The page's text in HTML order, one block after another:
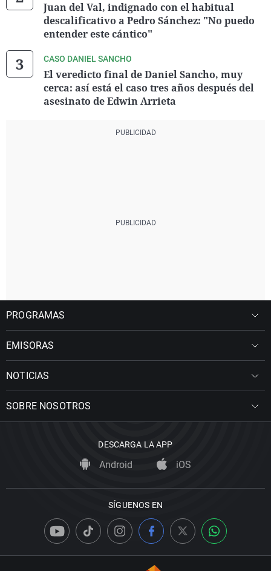
Juan del Val, indignado con el habitual
descalificativo a Pedro Sánchez: "No puedo
entender este cántico"
CASO DANIEL SANCHO
El veredicto final de Daniel Sancho, muy
cerca: así está el caso tres años después del
asesinato de Edwin Arrieta
PROGRAMAS
EMISORAS
NOTICIAS
SOBRE NOSOTROS
DESCARGA LA APP
Android iOS
SÍGUENOS EN